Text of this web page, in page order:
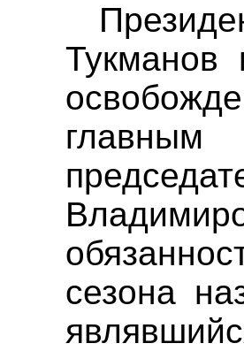
сезона